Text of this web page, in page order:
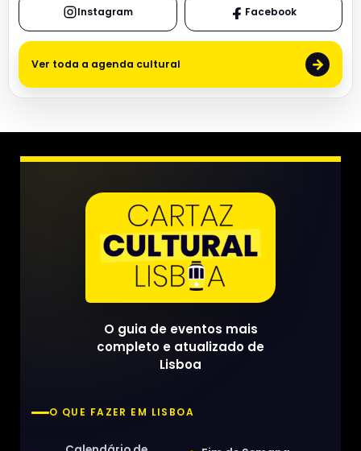
Instagram Facebook
Ver toda a agenda cultural →
O guia de eventos mais
completo e atualizado de
Lisboa
O QUE FAZER EM LISBOA